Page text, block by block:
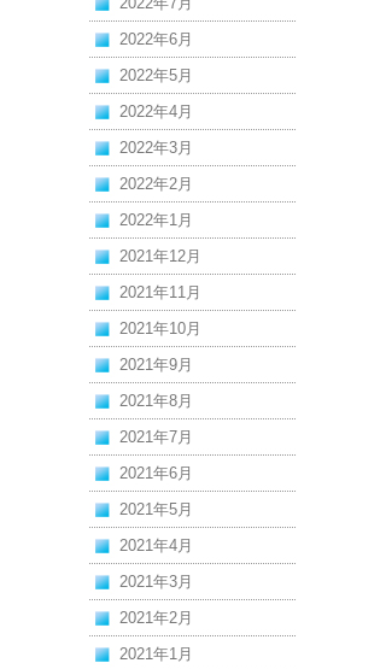
2022年6月
2022年5月
2022年4月
2022年3月
2022年2月
2022年1月
2021年12月
2021年11月
2021年10月
2021年9月
2021年8月
2021年7月
2021年6月
2021年5月
2021年4月
2021年3月
2021年2月
2021年1月